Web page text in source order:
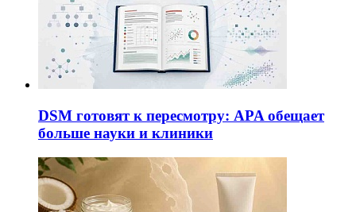
DSM готовят к пересмотру: APA обещает
больше науки и клиники